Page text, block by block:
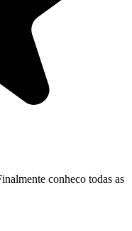
conheco todas as